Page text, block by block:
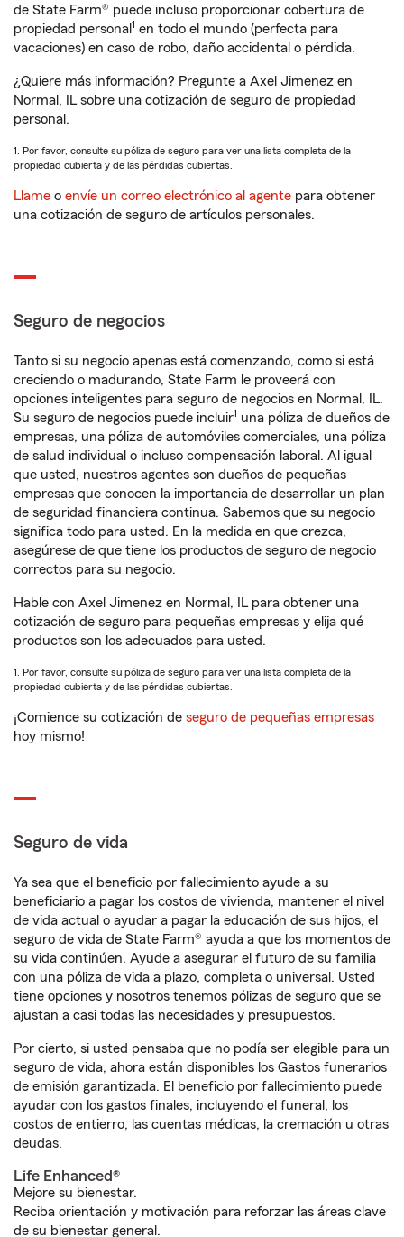
de State Farm® puede incluso proporcionar cobertura de
propiedad personal 1 en todo el mundo (perfecta para
vacaciones) en caso de robo, daño accidental o pérdida.
¿Quiere más información? Pregunte a Axel Jimenez en
Normal, IL sobre una cotización de seguro de propiedad
personal.
1. Por favor, consulte su póliza de seguro para ver una lista completa de la
propiedad cubierta y de las pérdidas cubiertas.
Llame o envíe un correo electrónico al agente para obtener
una cotización de seguro de artículos personales.
Seguro de negocios
Tanto si su negocio apenas está comenzando, como si está
creciendo o madurando, State Farm le proveerá con
opciones inteligentes para seguro de negocios en Normal, IL.
Su seguro de negocios puede incluir1 una póliza de dueños de
empresas, una póliza de automóviles comerciales, una póliza
de salud individual o incluso compensación laboral. Al igual
que usted, nuestros agentes son dueños de pequeñas
empresas que conocen la importancia de desarrollar un plan
de seguridad financiera continua. Sabemos que su negocio
significa todo para usted. En la medida en que crezca,
asegúrese de que tiene los productos de seguro de negocio
correctos para su negocio.
Hable con Axel Jimenez en Normal, IL para obtener una
cotización de seguro para pequeñas empresas y elija qué
productos son los adecuados para usted.
1. Por favor, consulte su póliza de seguro para ver una lista completa de la
propiedad cubierta y de las pérdidas cubiertas.
¡Comience su cotización de seguro de pequeñas empresas
hoy mismo!
Seguro de vida
Ya sea que el beneficio por fallecimiento ayude a su
beneficiario a pagar los costos de vivienda, mantener el nivel
de vida actual o ayudar a pagar la educación de sus hijos, el
seguro de vida de State Farm® ayuda a que los momentos de
su vida continúen. Ayude a asegurar el futuro de su familia
con una póliza de vida a plazo, completa o universal. Usted
tiene opciones y nosotros tenemos pólizas de seguro que se
ajustan a casi todas las necesidades y presupuestos.
Por cierto, si usted pensaba que no podía ser elegible para un
seguro de vida, ahora están disponibles los Gastos funerarios
de emisión garantizada. El beneficio por fallecimiento puede
ayudar con los gastos finales, incluyendo el funeral, los
costos de entierro, las cuentas médicas, la cremación u otras
deudas.
Life Enhanced®
Mejore su bienestar.
Reciba orientación y motivación para reforzar las áreas clave
de su bienestar general.